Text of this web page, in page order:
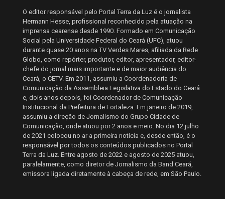
O editor responsável pelo Portal Terra da Luz é o jornalista
Hermann Hesse, profissional reconhecido pela atuação na
imprensa cearense desde 1990. Formado em Comunicação
Social pela Universidade Federal do Ceará (UFC), atuou
durante quase 20 anos na TV Verdes Mares, afiliada da Rede
Globo, como repórter, produtor, editor, apresentador, editor-
chefe do jornal mais importante e de maior audiência do
Ceará, o CETV. Em 2011, assumiu a Coordenadoria de
Comunicação da Assembleia Legislativa do Estado do Ceará
e, dois anos depois, foi Coordenador de Comunicação
Institucional da Prefeitura de Fortaleza. Em janeiro de 2019,
assumiu a direção de Jornalismo do Grupo Cidade de
Comunicação, onde atuou por 2 anos e meio. No dia 12 julho
de 2021 colocou no ar a primeira notícia e, desde então, é o
responsável por todos os conteúdos publicados no Portal
Terra da Luz. Entre agosto de 2022 e agosto de 2025 atuou,
paralelamente, como diretor de Jornalismo da Band Ceará,
emissora ligada diretamente à cabeça de rede, em São Paulo.